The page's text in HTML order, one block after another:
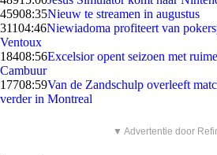
45908:35Nieuw te streamen in augustus
31104:46Niewiadoma profiteert van
Ventoux
18408:56Excelsior opent seizoen met
Cambuur
17708:59Van de Zandschulp overleeft
verder in Montreal
▼ Advertentie door